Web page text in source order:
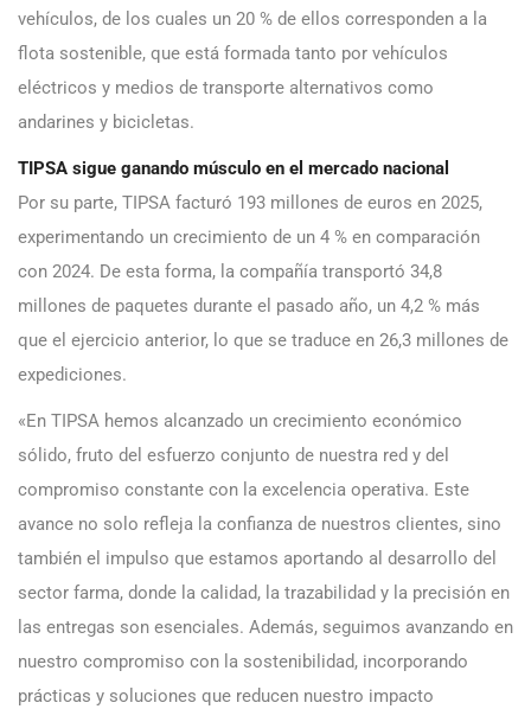
vehículos, de los cuales un 20 % de ellos corresponden a la
flota sostenible, que está formada tanto por vehículos
eléctricos y medios de transporte alternativos como
andarines y bicicletas.
TIPSA sigue ganando músculo en el mercado nacional
Por su parte, TIPSA facturó 193 millones de euros en 2025,
experimentando un crecimiento de un 4 % en comparación
con 2024. De esta forma, la compañía transportó 34,8
millones de paquetes durante el pasado año, un 4,2 % más
que el ejercicio anterior, lo que se traduce en 26,3 millones de
expediciones.
«En TIPSA hemos alcanzado un crecimiento económico
sólido, fruto del esfuerzo conjunto de nuestra red y del
compromiso constante con la excelencia operativa. Este
avance no solo refleja la confianza de nuestros clientes, sino
también el impulso que estamos aportando al desarrollo del
sector farma, donde la calidad, la trazabilidad y la precisión en
las entregas son esenciales. Además, seguimos avanzando en
nuestro compromiso con la sostenibilidad, incorporando
prácticas y soluciones que reducen nuestro impacto